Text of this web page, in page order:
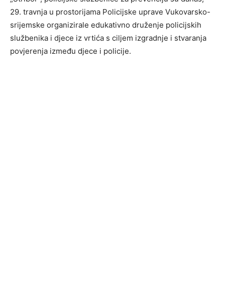
29. travnja u prostorijama Policijske uprave Vukovarsko-
srijemske organizirale edukativno druženje policijskih
službenika i djece iz vrtića s ciljem izgradnje i stvaranja
povjerenja između djece i policije.